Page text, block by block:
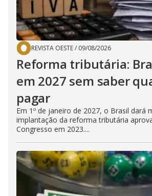
REVISTA OESTE/ 09/08/2026
Reforma tributária:
em 2027 sem saber
pagar
Em 1º de janeiro de 2027, o Brasil dará
implantação da reforma tributária
Congresso em 2023....